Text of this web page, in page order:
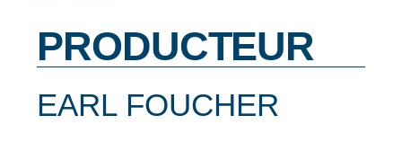
PRODUCTEUR
EARL FOUCHER